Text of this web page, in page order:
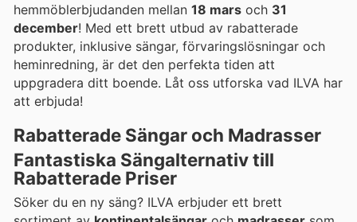
hemmöblerbjudanden mellan 18 mars och 31
december! Med ett brett utbud av rabatterade
produkter, inklusive sängar, förvaringslösningar och
heminredning, är det den perfekta tiden att
uppgradera ditt boende. Låt oss utforska vad ILVA har
att erbjuda!
Rabatterade Sängar och Madrasser
Fantastiska Sängalternativ till
Rabatterade Priser
Söker du en ny säng? ILVA erbjuder ett brett